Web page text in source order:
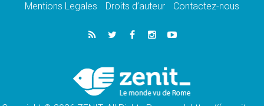
«La visite du Pape en Uruguay renforcera
05.08.2026
Le nonce en Ukraine: «Il est inquiétant
Léon XIV au Pérou, une lueur d'espoir pour
un peuple en quête de paix
Mentions Legales
Droits d’auteur Contactez-nous